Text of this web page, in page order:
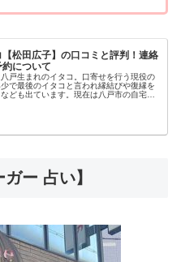
松田広子】の口コミと評判！連絡
について
戸生まれのイタコ。口寄せを行う現役の
で最後のイタコと言われ縁結びや復縁を
ども出ています。現在は八戸市の自宅で
ー 占い】